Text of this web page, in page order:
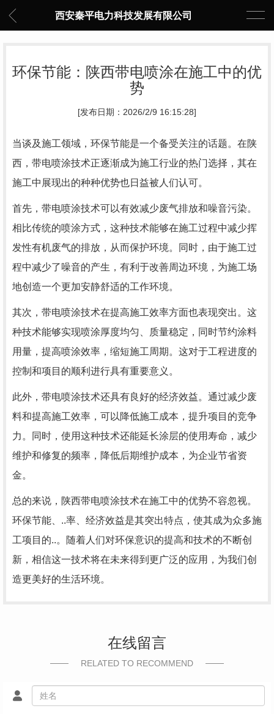
西安秦平电力科技发展有限公司
环保节能：陕西带电喷涂在施工中的优
势
[发布日期：2026/2/9 16:15:28]
当谈及施工领域，环保节能是一个备受关注的话题。在陕
西，带电喷涂技术正逐渐成为施工行业的热门选择，其在
施工中展现出的种种优势也日益被人们认可。
首先，带电喷涂技术可以有效减少废气排放和噪音污染。
相比传统的喷涂方式，这种技术能够在施工过程中减少挥
发性有机废气的排放，从而保护环境。同时，由于施工过
程中减少了噪音的产生，有利于改善周边环境，为施工场
地创造一个更加安静舒适的工作环境。
其次，带电喷涂技术在提高施工效率方面也表现突出。这
种技术能够实现喷涂厚度均匀、质量稳定，同时节约涂料
用量，提高喷涂效率，缩短施工周期。这对于工程进度的
控制和项目的顺利进行具有重要意义。
此外，带电喷涂技术还具有良好的经济效益。通过减少废
料和提高施工效率，可以降低施工成本，提升项目的竞争
力。同时，使用这种技术还能延长涂层的使用寿命，减少
维护和修复的频率，降低后期维护成本，为企业节省资
金。
总的来说，陕西带电喷涂技术在施工中的优势不容忽视。
环保节能、..率、经济效益是其突出特点，使其成为众多施
工项目的..。随着人们对环保意识的提高和技术的不断创
新，相信这一技术将在未来得到更广泛的应用，为我们创
造更美好的生活环境。
在线留言
RELATED TO RECOMMEND